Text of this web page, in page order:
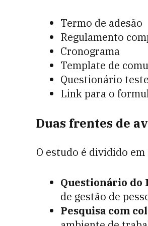
Termo de adesão
Regulamento
Cronograma
Template de
Questionário teste
Link para o
Duas frentes de
O estudo é dividido
Questionário do
de gestão de
Pesquisa com